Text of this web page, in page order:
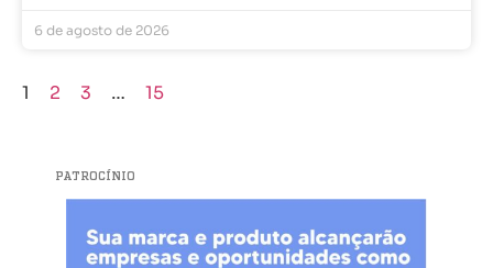
6 de agosto de 2026
1 2 3 … 15
PATROCÍNIO